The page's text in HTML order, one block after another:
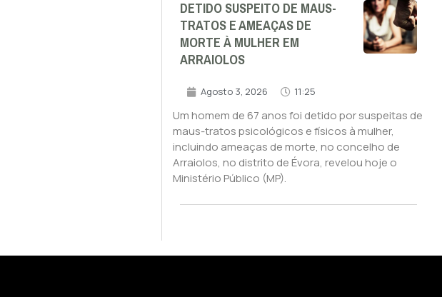
DETIDO SUSPEITO DE MAUS-
TRATOS E AMEAÇAS DE
MORTE À MULHER EM
ARRAIOLOS
Agosto 3, 2026 11:25
Um homem de 67 anos foi detido por suspeitas de
maus-tratos psicológicos e físicos à mulher,
incluindo ameaças de morte, no concelho de
Arraiolos, no distrito de Évora, revelou hoje o
Ministério Público (MP).